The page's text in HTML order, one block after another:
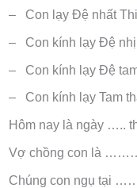
– Con lạy Đệ nhất
– Con kính lạy Đệ nhị
– Con kính lạy Đệ
– Con kính lạy Tam
Hôm nay là ngày …..
Vợ chồng con là
Chúng con ngụ tại